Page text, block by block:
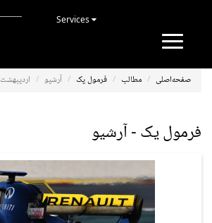
Toggle
صفحه‌اصلی مطالب فرمول یک آرشیو اردیبهشت ۱۳۹۷
فرمول یک - آرشیو